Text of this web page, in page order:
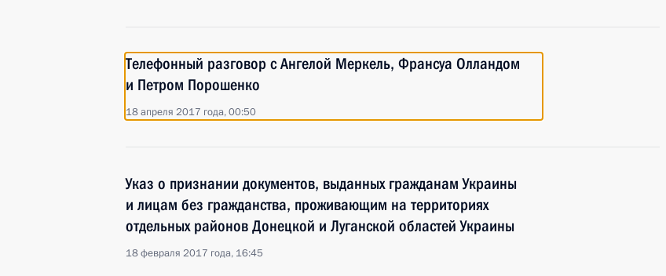
Телефонный разговор с Ангелой Меркель, Франсуа Олландом
и Петром Порошенко
18 апреля 2017 года, 00:50
Указ о признании документов, выданных гражданам Украины
и лицам без гражданства, проживающим на территориях
отдельных районов Донецкой и Луганской областей Украины
18 февраля 2017 года, 16:45